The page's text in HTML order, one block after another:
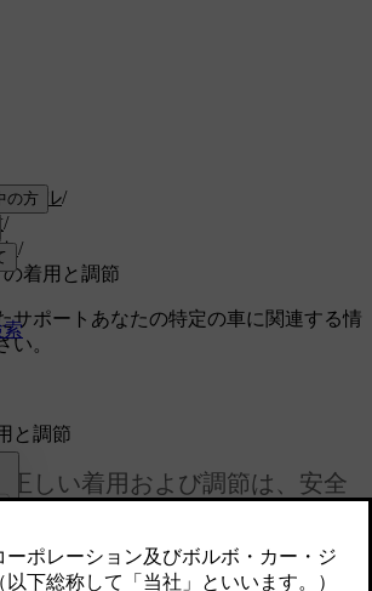
ュアル/
/
/
着用と調節
サポート あなたの特定の車に関連する情
い。
した 2024/11/27
と調節
正しい着用および調節は、安全